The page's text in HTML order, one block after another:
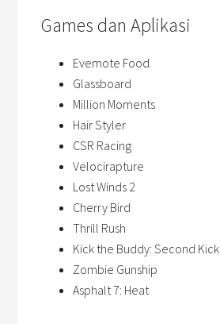
Games dan Aplikasi
Evemote Food
Glassboard
Million Moments
Hair Styler
CSR Racing
Velocirapture
Lost Winds 2
Cherry Bird
Thrill Rush
Kick the Buddy: Second Kick
Zombie Gunship
Asphalt 7: Heat